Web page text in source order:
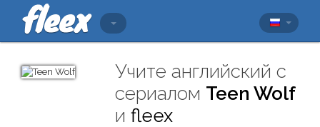
Учите английский с
сериалом Teen Wolf
иfleex